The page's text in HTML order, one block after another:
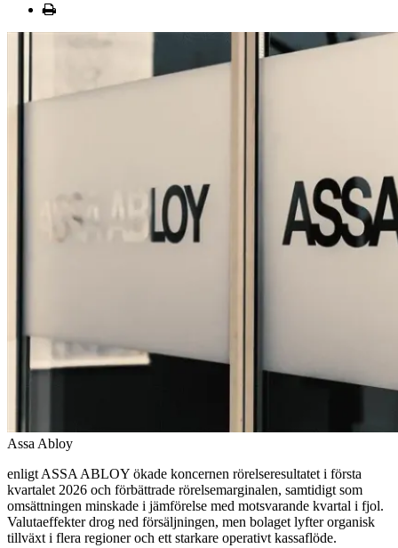
Assa Abloy
enligt ASSA ABLOY ökade koncernen rörelseresultatet i första
kvartalet 2026 och förbättrade rörelsemarginalen, samtidigt som
omsättningen minskade i jämförelse med motsvarande kvartal i fjol.
Valutaeffekter drog ned försäljningen, men bolaget lyfter organisk
tillväxt i flera regioner och ett starkare operativt kassaflöde.